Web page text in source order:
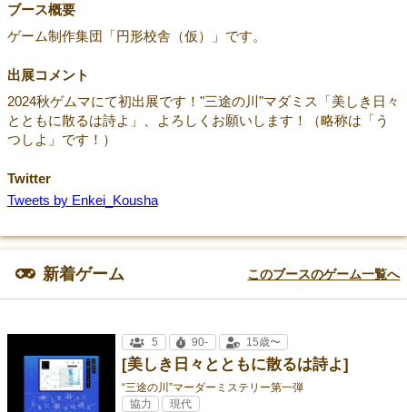
ブース概要
ゲーム制作集団「円形校舎（仮）」です。
出展コメント
2024秋ゲムマにて初出展です！"三途の川"マダミス「美しき日々
とともに散るは詩よ」、よろしくお願いします！（略称は「う
つしよ」です！）
Twitter
Tweets by Enkei_Kousha
新着ゲーム このブースのゲーム一覧へ
[美しき日々とともに散るは詩よ]
“三途の川”マーダーミステリー第一弾
5 90- 15歳〜
協力 現代